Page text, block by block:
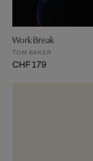
Work Break
TOM BAKER
CHF 179